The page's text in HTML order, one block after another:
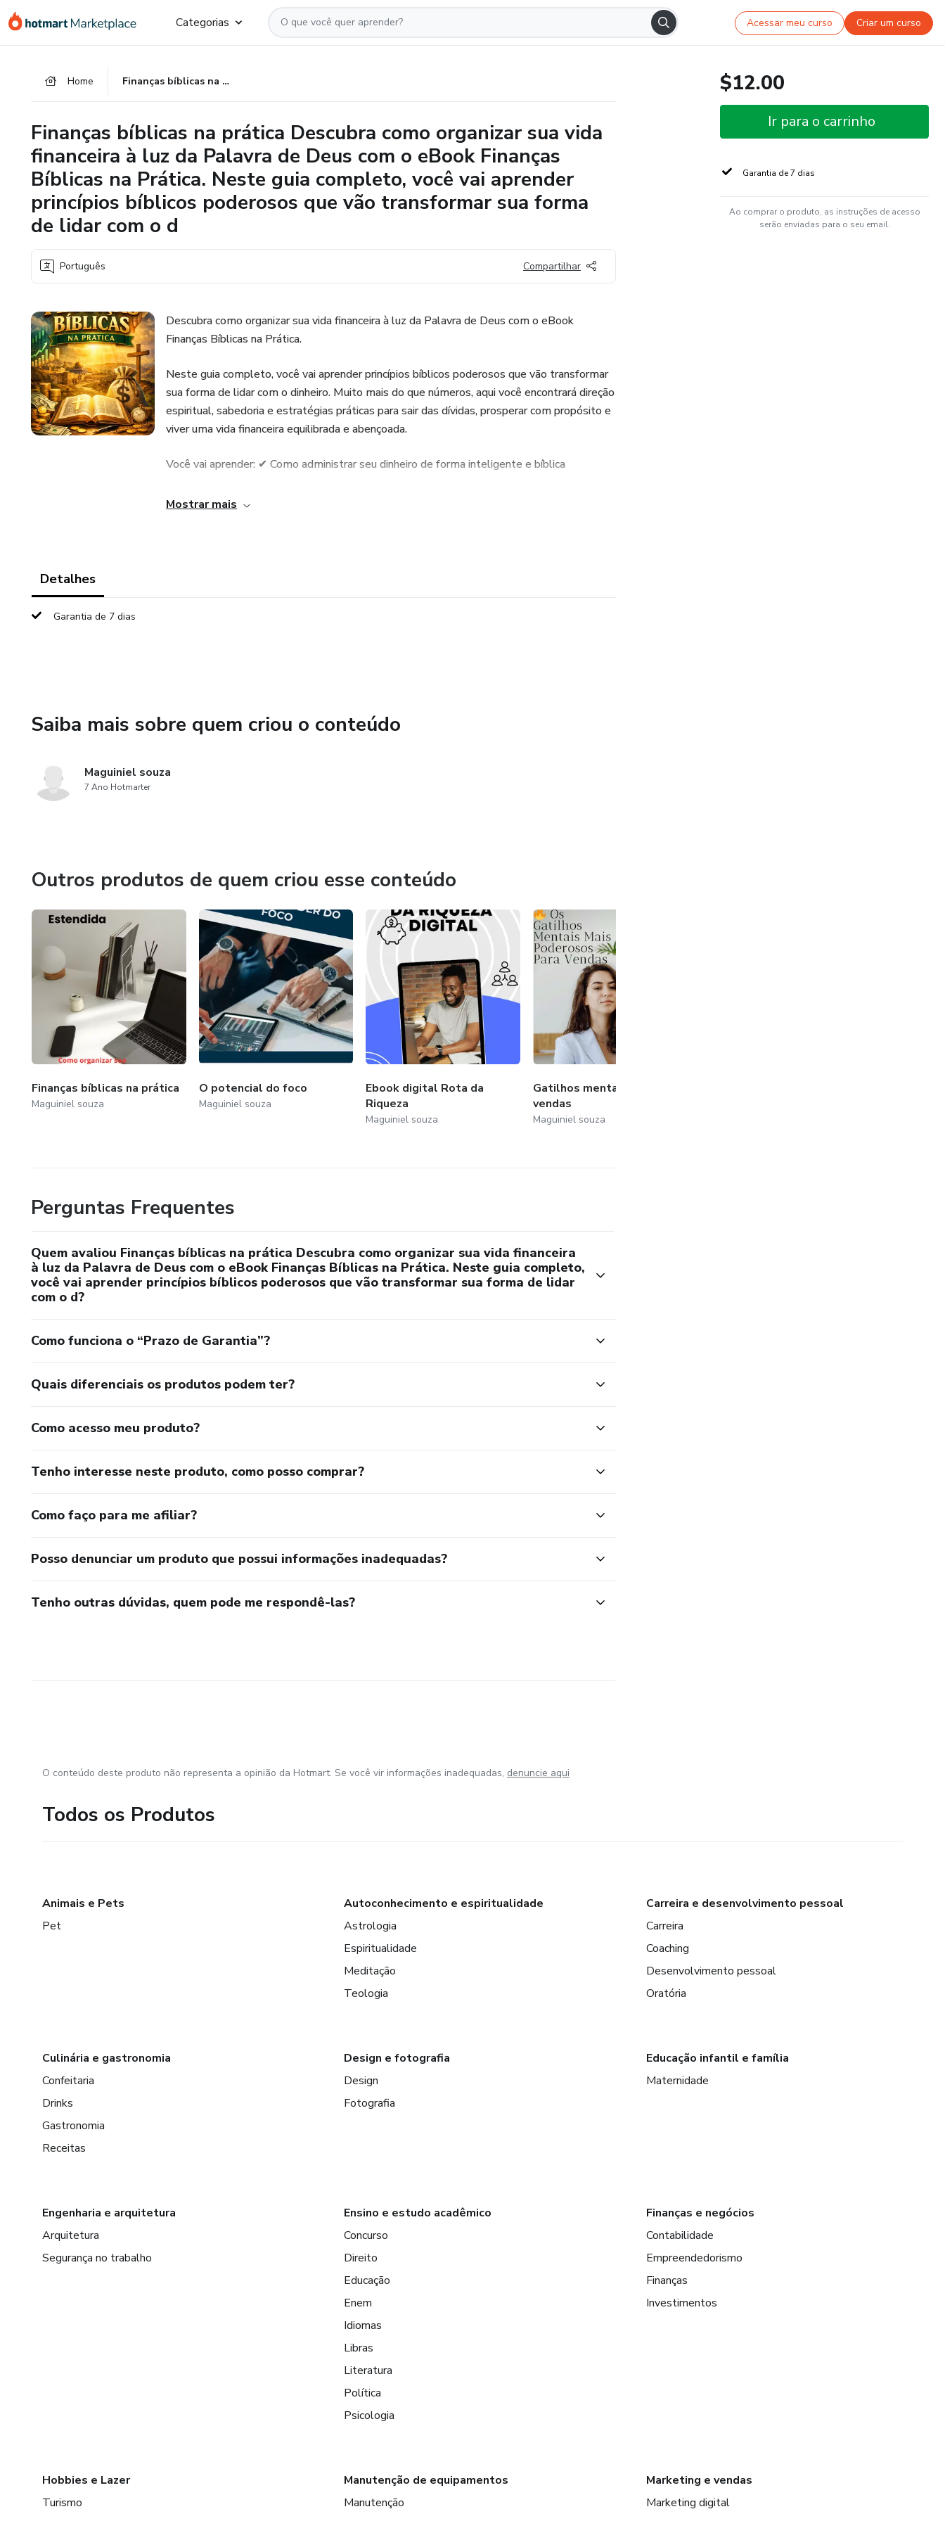
para
para
para
Categorias Acessar meu curso Criar um curso
Home Finanças bíblicas na prática Descubra como organizar sua vida financeira à luz da Palavra de Deus com o eBook Finanças Bíblicas na Prática. Neste guia completo, você vai aprender princípios bíblicos poderosos que vão transformar sua forma de lidar com o d
Finanças bíblicas na prática Descubra como organizar sua vida
financeira à luz da Palavra de Deus com o eBook Finanças
Bíblicas na Prática. Neste guia completo, você vai aprender
princípios bíblicos poderosos que vão transformar sua forma
de lidar com o d
Português Compartilhar
Descubra como organizar sua vida financeira à luz da Palavra de Deus com o eBook
Finanças Bíblicas na Prática.
Neste guia completo, você vai aprender princípios bíblicos poderosos que vão transformar
sua forma de lidar com o dinheiro. Muito mais do que números, aqui você encontrará direção
espiritual, sabedoria e estratégias práticas para sair das dívidas, prosperar com propósito e
viver uma vida financeira equilibrada e abençoada.
Você vai aprender: ✔ Como administrar seu dinheiro de forma inteligente e bíblica
✔ O verdadeiro significado de prosperidade segundo a Bíblia
Mostrar mais
Detalhes
Garantia de 7 dias
Saiba mais sobre quem criou o conteúdo
Maguiniel souza
7 Ano Hotmarter
Outros produtos de quem criou esse conteúdo
Finanças bíblicas na prática
Maguiniel souza
O potencial do foco
Maguiniel souza
Ebook digital Rota da
Riqueza
Maguiniel souza
Gatilhos mentais pra
vendas
Maguiniel souza
Perguntas Frequentes
Quem avaliou Finanças bíblicas na prática Descubra como organizar sua vida financeira
à luz da Palavra de Deus com o eBook Finanças Bíblicas na Prática. Neste guia completo,
você vai aprender princípios bíblicos poderosos que vão transformar sua forma de lidar
com o d?
Como funciona o “Prazo de Garantia”?
Quais diferenciais os produtos podem ter?
Como acesso meu produto?
Tenho interesse neste produto, como posso comprar?
Como faço para me afiliar?
Posso denunciar um produto que possui informações inadequadas?
Tenho outras dúvidas, quem pode me respondê-las?
$12.00
Ir para o carrinho
Garantia de 7 dias
Ao comprar o produto, as instruções de acesso
serão enviadas para o seu email.
O conteúdo deste produto não representa a opinião da Hotmart. Se você vir informações inadequadas, denuncie aqui
Todos os Produtos
Animais e Pets
Pet
Autoconhecimento e espiritualidade
Astrologia
Espiritualidade
Meditação
Teologia
Carreira e desenvolvimento pessoal
Carreira
Coaching
Desenvolvimento pessoal
Oratória
Culinária e gastronomia
Confeitaria
Drinks
Gastronomia
Receitas
Design e fotografia
Design
Fotografia
Educação infantil e família
Maternidade
Engenharia e arquitetura
Arquitetura
Segurança no trabalho
Ensino e estudo acadêmico
Concurso
Direito
Educação
Enem
Idiomas
Libras
Literatura
Política
Psicologia
Finanças e negócios
Contabilidade
Empreendedorismo
Finanças
Investimentos
Hobbies e Lazer
Turismo
Manutenção de equipamentos
Manutenção
Marketing e vendas
Marketing digital